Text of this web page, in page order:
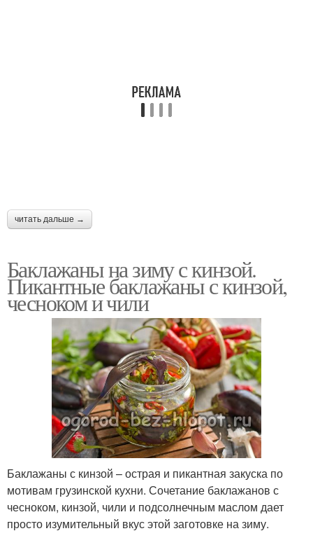
читать дальше →
Баклажаны на зиму с кинзой.
Пикантные баклажаны с кинзой,
чесноком и чили
Баклажаны с кинзой – острая и пикантная закуска по
мотивам грузинской кухни. Сочетание баклажанов с
чесноком, кинзой, чили и подсолнечным маслом дает
просто изумительный вкус этой заготовке на зиму.